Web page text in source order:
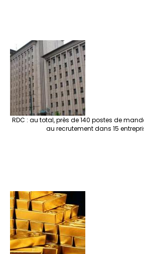
RDC : au total, près de 140 postes de
au recrutement dans 15